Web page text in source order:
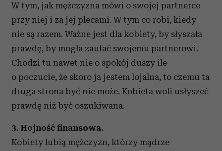
W tym, jak mężczyzna mówi o swojej partnerce
przy niej i za jej plecami. W tym co robi, kiedy
nie są razem. Ważne jest dla kobiety, by słyszała
prawdę, by mogła zaufać swojemu partnerowi.
Chodzi tu nawet nie o spokój duszy ile
o poczucie, że skoro ja jestem lojalna, to czemu ta
druga strona być nie może. Kobieta woli usłyszeć
prawdę niż być oszukiwana.
3. Hojność finansowa.
Kobiety lubią mężczyzn, którzy mądrze